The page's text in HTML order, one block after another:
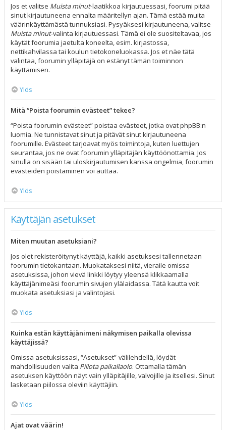
Jos et valitse Muista minut-laatikkoa kirjautuessasi, foorumi pitää
sinut kirjautuneena ennalta määritellyn ajan. Tämä estää muita
väärinkäyttämästä tunnuksiasi. Pysyäksesi kirjautuneena, valitse
Muista minut-valinta kirjautuessasi. Tämä ei ole suositeltavaa, jos
käytät foorumia jaetulta koneelta, esim. kirjastossa,
nettikahvilassa tai koulun tietokoneluokassa. Jos et näe tätä
valintaa, foorumin ylläpitäjä on estänyt tämän toiminnon
käyttämisen.
Ylös
Mitä “Poista foorumin evästeet” tekee?
“Poista foorumin evästeet” poistaa evästeet, jotka ovat phpBB:n
luomia. Ne tunnistavat sinut ja pitävät sinut kirjautuneena
foorumille. Evästeet tarjoavat myös toimintoja, kuten luettujen
seurantaa, jos ne ovat foorumin ylläpitäjän käyttöönottamia. Jos
sinulla on sisään tai uloskirjautumisen kanssa ongelmia, foorumin
evästeiden poistaminen voi auttaa.
Ylös
Käyttäjän asetukset
Miten muutan asetuksiani?
Jos olet rekisteröitynyt käyttäjä, kaikki asetuksesi tallennetaan
foorumin tietokantaan. Muokataksesi niitä, vieraile omissa
asetuksissa, johon vievä linkki löytyy yleensä klikkaamalla
käyttäjänimeäsi foorumin sivujen ylälaidassa. Tätä kautta voit
muokata asetuksiasi ja valintojasi.
Ylös
Kuinka estän käyttäjänimeni näkymisen paikalla olevissa
käyttäjissä?
Omissa asetuksissasi, “Asetukset”-välilehdellä, löydät
mahdollisuuden valita Piilota paikallaolo. Ottamalla tämän
asetuksen käyttöön näyt vain ylläpitäjille, valvojille ja itsellesi. Sinut
lasketaan piilossa oleviin käyttäjiin.
Ylös
Ajat ovat väärin!